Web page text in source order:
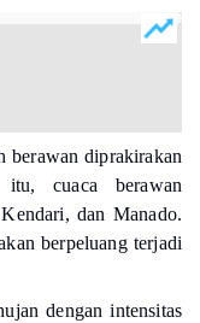
berawan diprakirakan
cuaca berawan
dan Manado.
berpeluang terjadi
dengan intensitas